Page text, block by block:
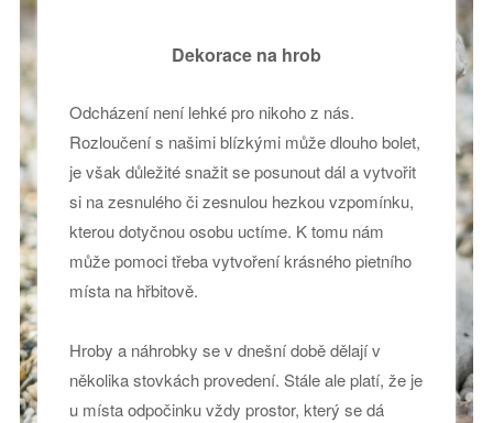
Dekorace na hrob
Odcházení není lehké pro nikoho z nás.
Rozloučení s našimi blízkými může dlouho bolet,
je však důležité snažit se posunout dál a vytvořit
si na zesnulého či zesnulou hezkou vzpomínku,
kterou dotyčnou osobu uctíme. K tomu nám
může pomoci třeba vytvoření krásného pietního
místa na hřbitově.
Hroby a náhrobky se v dnešní době dělají v
několika stovkách provedení. Stále ale platí, že je
u místa odpočinku vždy prostor, který se dá